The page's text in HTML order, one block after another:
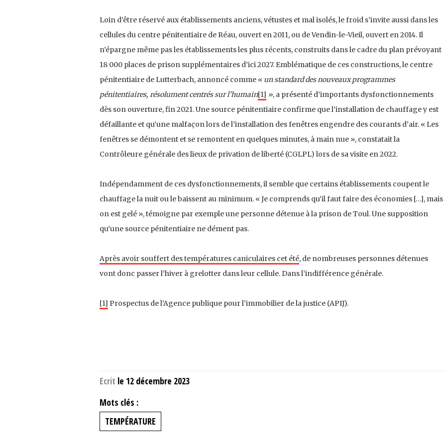
Loin d’être réservé aux établissements anciens, vétustes et mal isolés, le froid s’invite aussi dans les
cellules du centre pénitentiaire de Réau, ouvert en 2011, ou de Vendin-le-Vieil, ouvert en 2014. Il
n’épargne même pas les établissements les plus récents, construits dans le cadre du plan prévoyant
18 000 places de prison supplémentaires d’ici 2027. Emblématique de ces constructions, le centre
pénitentiaire de Lutterbach, annoncé comme « un standard des nouveaux programmes
pénitentiaires, résolument centrés sur l’humain[1] », a présenté d’importants dysfonctionnements
dès son ouverture, fin 2021. Une source pénitentiaire confirme que l’installation de chauffage y est
défaillante et qu’une malfaçon lors de l’installation des fenêtres engendre des courants d’air. « Les
fenêtres se démontent et se remontent en quelques minutes, à main nue », constatait la
Contrôleure générale des lieux de privation de liberté (CGLPL) lors de sa visite en 2022.
Indépendamment de ces dysfonctionnements, il semble que certains établissements coupent le
chauffage la nuit ou le baissent au minimum. « Je comprends qu’il faut faire des économies […], mais
on est gelé », témoigne par exemple une personne détenue à la prison de Toul. Une supposition
qu’une source pénitentiaire ne dément pas.
Après avoir souffert des températures caniculaires cet été, de nombreuses personnes détenues
vont donc passer l’hiver à grelotter dans leur cellule. Dans l’indifférence générale.
[1] Prospectus de l’Agence publique pour l’immobilier de la justice (APIJ).
Ecrit le 12 décembre 2023
Mots clés :
TEMPÉRATURE